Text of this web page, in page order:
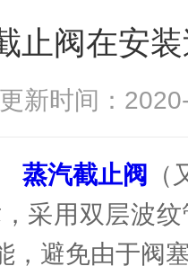
止阀在安
更新时间：
蒸汽截止阀
采用双层波
，避免由于阀